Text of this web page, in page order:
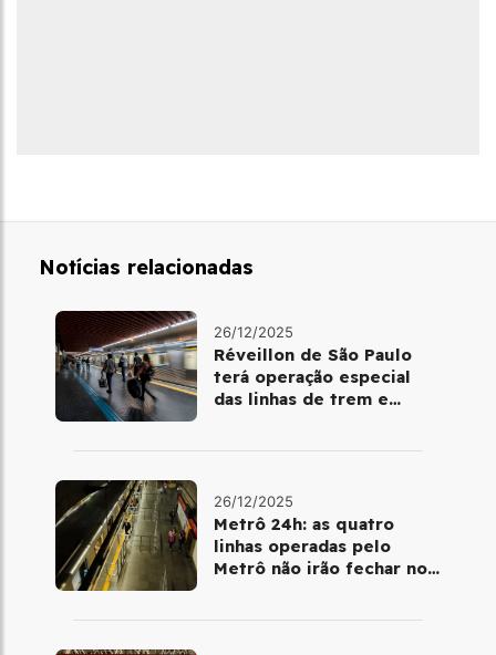
Notícias relacionadas
26/12/2025
Réveillon de São Paulo
terá operação especial
das linhas de trem e
26/12/2025
Metrô 24h: as quatro
linhas operadas pelo
Metrô não irão fechar no